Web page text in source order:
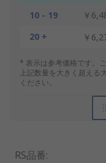
10 - 19
￥
20 +
￥
* 表示は参考価格です。
上記数量を大きく超える
ください。
RS品番: